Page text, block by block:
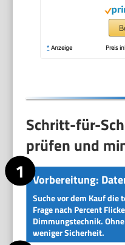
* Anzeige Preis
Schritt-für-
prüfen und
Vorbereitung:
Suche vor dem Kauf die
Frage nach Percent
Dimmungstechnik.
weniger Sicherheit.